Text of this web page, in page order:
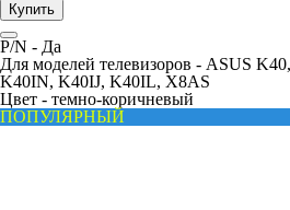
Купить
P/N - Да
Для моделей телевизоров - ASUS
K40IN, K40IJ, K40IL, X8AS
Цвет - темно-коричневый
ПОПУЛЯРНЫЙ